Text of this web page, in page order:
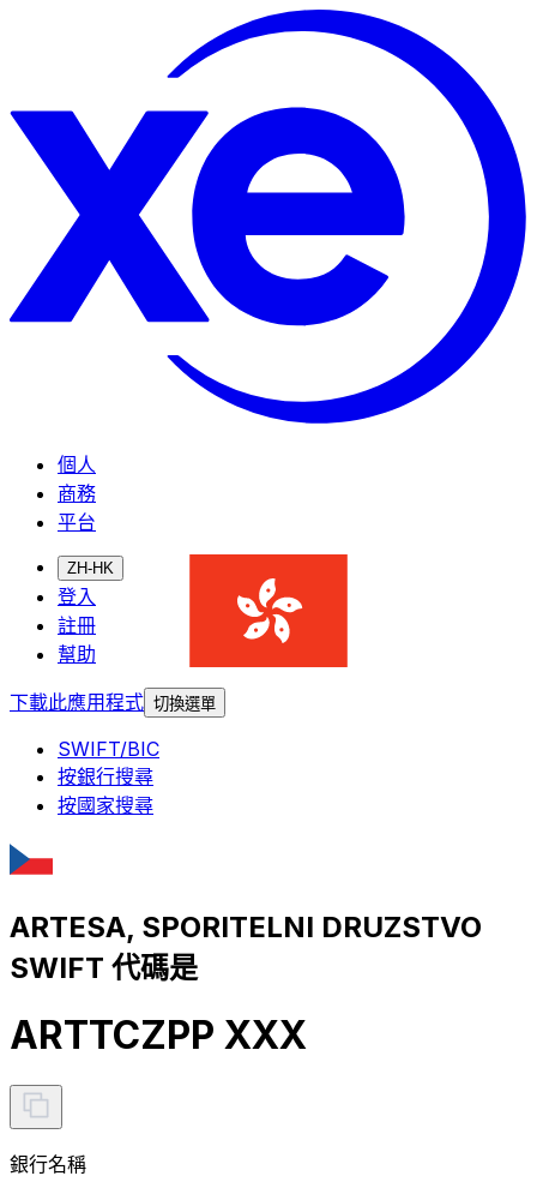
個人
商務
平台
ZH-HK
登入
註冊
幫助
下載此應用程式 切換選單
SWIFT/BIC
按銀行搜尋
按國家搜尋
ARTESA, SPORITELNI DRUZSTVO
SWIFT 代碼是
ARTTCZPP XXX
銀行名稱